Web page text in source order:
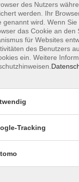
des Nutzers
werden. Ihr
genannt wird. Wenn
das Cookie an
für Websites
des Benutzers
ein. Weitere
Tracking